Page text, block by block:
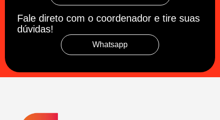
Fale direto com o coordenador e tire suas
dúvidas!
Whatsapp